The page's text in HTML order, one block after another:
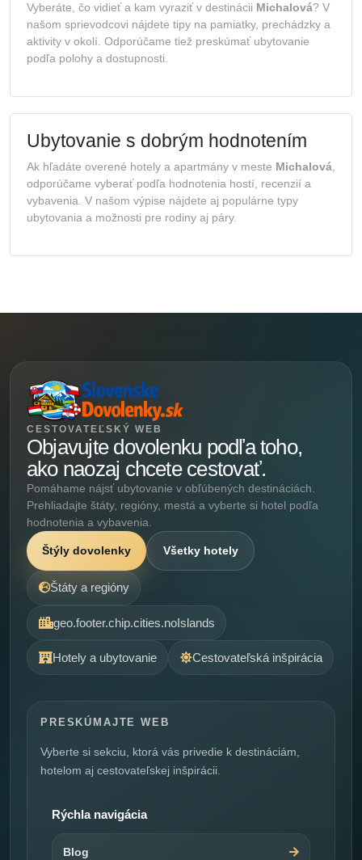
Vyberáte, čo vidieť a kam vyraziť v destinácii Michalová? V
našom sprievodcovi nájdete tipy na pamiatky, prechádzky a
aktivity v okolí. Odporúčame tiež preskúmať ubytovanie
podľa polohy a dostupnosti.
Ubytovanie s dobrým hodnotením
Ak hľadáte overené hotely a apartmány v meste Michalová,
odporúčame vyberať podľa hodnotenia hostí, recenzií a
vybavenia. V našom výpise nájdete aj populárne typy
ubytovania a možnosti pre rodiny aj páry.
CESTOVATEĽSKÝ WEB
Objavujte dovolenku podľa toho,
ako naozaj chcete cestovať.
Pomáhame nájsť ubytovanie v obľúbených destináciách.
Prehliadajte štáty, regióny, mestá a vyberte si hotel podľa
hodnotenia a vybavenia.
Štýly dovolenky Všetky hotely
Štáty a regióny
geo.footer.chip.cities.noIslands
Hotely a ubytovanie Cestovateľská inšpirácia
PRESKÚMAJTE WEB
Vyberte si sekciu, ktorá vás privedie k destináciám,
hotelom aj cestovateľskej inšpirácii.
Rýchla navigácia
Blog